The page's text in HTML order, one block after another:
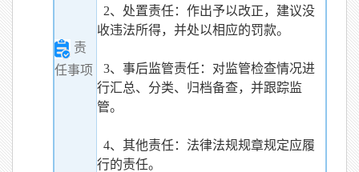
责
任事项
2、处置责任：作出予以改正，建议没
收违法所得，并处以相应的罚款。
3、事后监管责任：对监管检查情况进
行汇总、分类、归档备查，并跟踪监
管。
4、其他责任：法律法规规章规定应履
行的责任。